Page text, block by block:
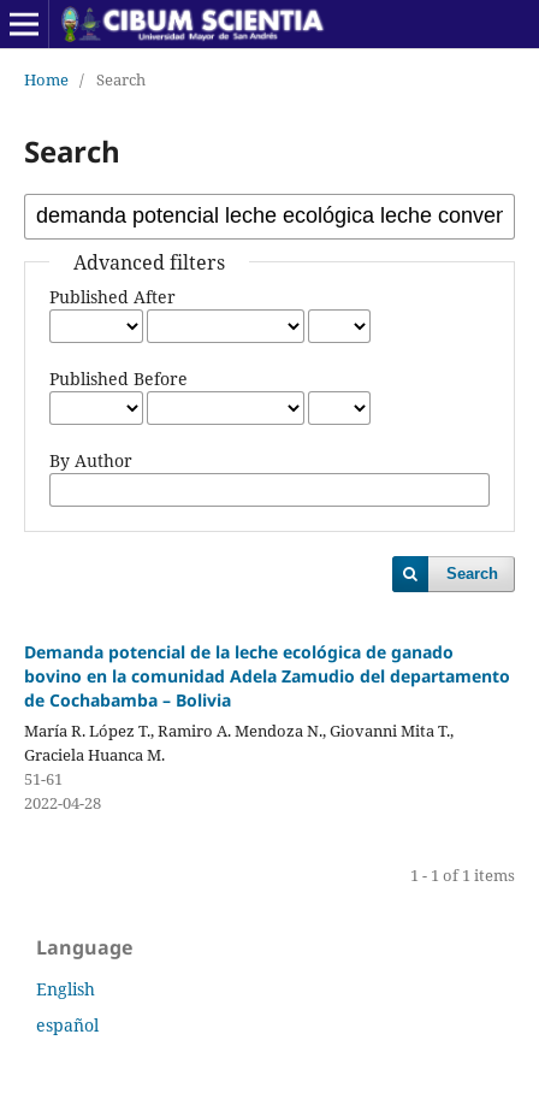
Home / Search
Search
Advanced filters
Published After
Published Before
By Author
Search
Demanda potencial de la leche ecológica de ganado
bovino en la comunidad Adela Zamudio del departamento
de Cochabamba – Bolivia
María R. López T., Ramiro A. Mendoza N., Giovanni Mita T.,
Graciela Huanca M.
51-61
2022-04-28
1 - 1 of 1 items
Language
English
español